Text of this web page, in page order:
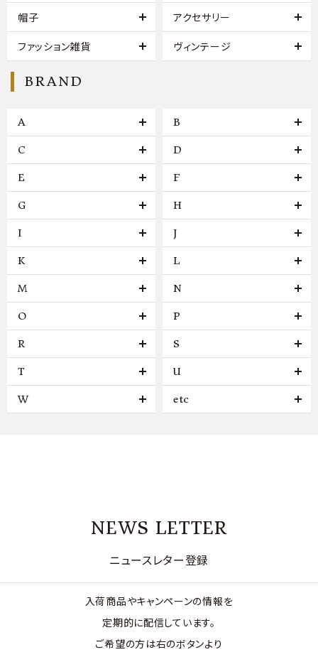
帽子 アクセサリー
ファッション雑貨 ヴィンテージ
BRAND
A B
C D
E F
G H
I J
K L
M N
O P
R S
T U
W etc
NEWS LETTER
ニュースレター登録
入荷商品やキャンペーンの情報を
定期的に配信しています。
ご希望の方は右のボタンより